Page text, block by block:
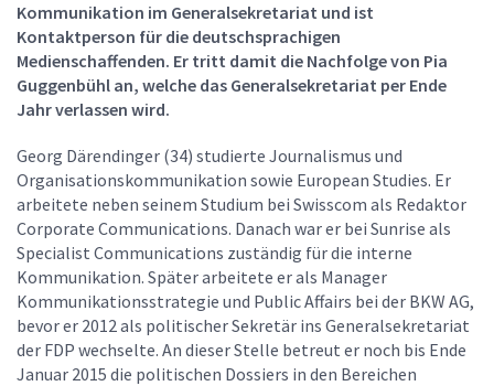
Kommunikation im Generalsekretariat und ist
Kontaktperson für die deutschsprachigen
Medienschaffenden. Er tritt damit die Nachfolge von Pia
Guggenbühl an, welche das Generalsekretariat per Ende
Jahr verlassen wird.
Georg Därendinger (34) studierte Journalismus und
Organisationskommunikation sowie European Studies. Er
arbeitete neben seinem Studium bei Swisscom als Redaktor
Corporate Communications. Danach war er bei Sunrise als
Specialist Communications zuständig für die interne
Kommunikation. Später arbeitete er als Manager
Kommunikationsstrategie und Public Affairs bei der BKW AG,
bevor er 2012 als politischer Sekretär ins Generalsekretariat
der FDP wechselte. An dieser Stelle betreut er noch bis Ende
Januar 2015 die politischen Dossiers in den Bereichen